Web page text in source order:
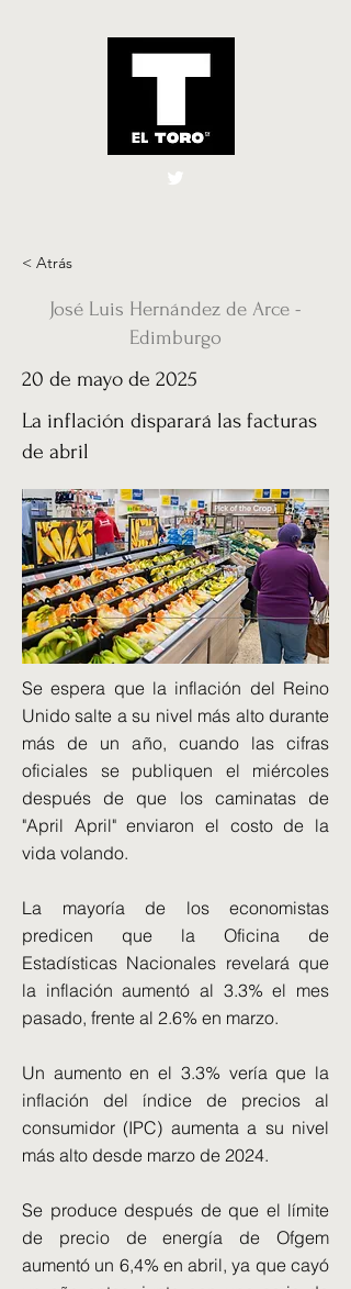
El Toro España
< Atrás
José Luis Hernández de Arce -
Edimburgo
20 de mayo de 2025
La inflación disparará las facturas
de abril
Se espera que la inflación del Reino
Unido salte a su nivel más alto durante
más de un año, cuando las cifras
oficiales se publiquen el miércoles
después de que los caminatas de
"April April" enviaron el costo de la
vida volando.
La mayoría de los economistas
predicen que la Oficina de
Estadísticas Nacionales revelará que
la inflación aumentó al 3.3% el mes
pasado, frente al 2.6% en marzo.
Un aumento en el 3.3% vería que la
inflación del índice de precios al
consumidor (IPC) aumenta a su nivel
más alto desde marzo de 2024.
Se produce después de que el límite
de precio de energía de Ofgem
aumentó un 6,4% en abril, ya que cayó